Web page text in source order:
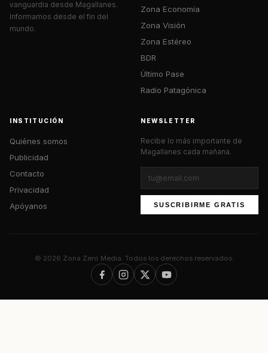
vanguardia desde Magallanes.
Informamos desde el fin del
mundo.
Zona Economía
Zona Visión
Zona Estéreo
BDR
Último Pase
Radio Patagónica
INSTITUCIÓN
Quiénes somos
Publicidad
Contacto
Privacidad
Apóyanos
NEWSLETTER
Recibe lo más importante de
Magallanes cada mañana.
SUSCRIBIRME GRATIS
© 2026 Zona Zero Media. Todos los derechos reservados.